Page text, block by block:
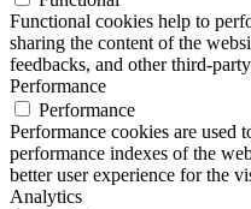
Functional cookies help to
sharing the content of the
feedbacks, and other third-
Performance
Performance
Performance cookies are used
performance indexes of the
better user experience for the
Analytics